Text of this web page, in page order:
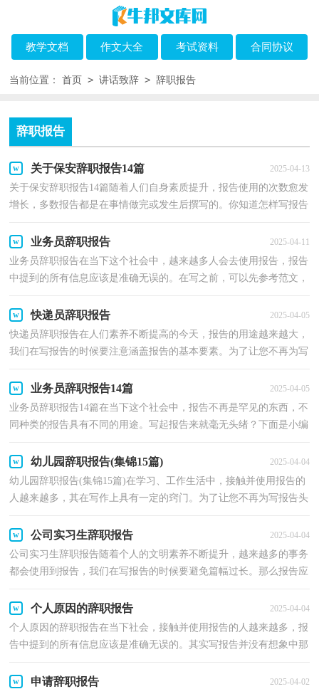
教学文档 作文大全 考试资料 合同协议
当前位置： 首页 > 讲话致辞 > 辞职报告
辞职报告
关于保安辞职报告14篇 2025-04-13
关于保安辞职报告14篇随着人们自身素质提升，报告使用的次数愈发
增长，多数报告都是在事情做完或发生后撰写的。你知道怎样写报告
业务员辞职报告 2025-04-11
业务员辞职报告在当下这个社会中，越来越多人会去使用报告，报告
中提到的所有信息应该是准确无误的。在写之前，可以先参考范文，
快递员辞职报告 2025-04-05
快递员辞职报告在人们素养不断提高的今天，报告的用途越来越大，
我们在写报告的时候要注意涵盖报告的基本要素。为了让您不再为写
业务员辞职报告14篇 2025-04-05
业务员辞职报告14篇在当下这个社会中，报告不再是罕见的东西，不
同种类的报告具有不同的用途。写起报告来就毫无头绪？下面是小编
幼儿园辞职报告(集锦15篇) 2025-04-04
幼儿园辞职报告(集锦15篇)在学习、工作生活中，接触并使用报告的
人越来越多，其在写作上具有一定的窍门。为了让您不再为写报告头
公司实习生辞职报告 2025-04-04
公司实习生辞职报告随着个人的文明素养不断提升，越来越多的事务
都会使用到报告，我们在写报告的时候要避免篇幅过长。那么报告应
个人原因的辞职报告 2025-04-04
个人原因的辞职报告在当下社会，接触并使用报告的人越来越多，报
告中提到的所有信息应该是准确无误的。其实写报告并没有想象中那
申请辞职报告 2025-04-02